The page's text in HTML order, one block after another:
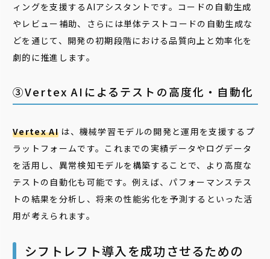
ィングを支援するAIアシスタントです。コードの自動生成
やレビュー補助、さらには単体テストコードの自動生成な
どを通じて、開発の初期段階における品質向上と効率化を
劇的に推進します。
③Vertex AIによるテストの高度化・自動化
Vertex AIは、機械学習モデルの開発と運用を支援するプ
ラットフォームです。これまでの実績データやログデータ
を活用し、異常検知モデルを構築することで、より高度な
テストの自動化も可能です。例えば、パフォーマンステス
トの結果を分析し、将来の性能劣化を予測するといった活
用が考えられます。
シフトレフト導入を成功させるための